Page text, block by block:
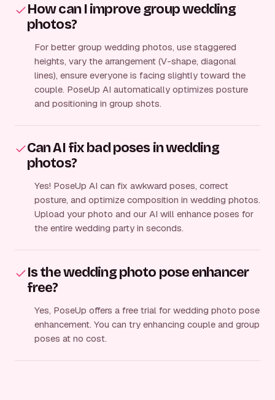
How can I improve group wedding
photos?
For better group wedding photos, use staggered
heights, vary the arrangement (V-shape, diagonal
lines), ensure everyone is facing slightly toward the
couple. PoseUp AI automatically optimizes posture
and positioning in group shots.
Can AI fix bad poses in wedding
photos?
Yes! PoseUp AI can fix awkward poses, correct
posture, and optimize composition in wedding photos.
Upload your photo and our AI will enhance poses for
the entire wedding party in seconds.
Is the wedding photo pose enhancer
free?
Yes, PoseUp offers a free trial for wedding photo pose
enhancement. You can try enhancing couple and group
poses at no cost.